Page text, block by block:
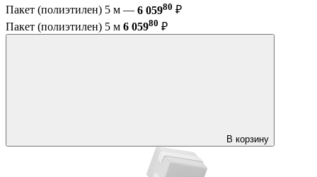
Пакет (полиэтилен) 5 м — 6 05980 ₽
Пакет (полиэтилен) 5 м 6 05980 ₽
В корзину